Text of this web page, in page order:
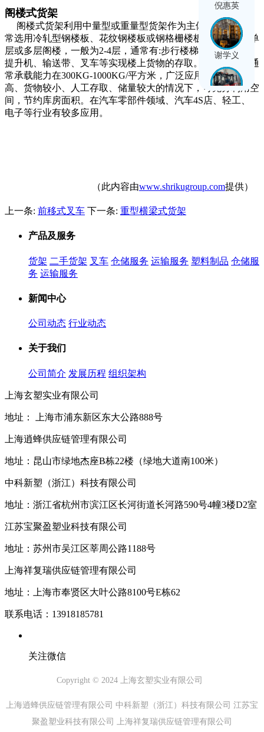
阁楼式货架
阁楼式货架利用中量型或重量型货架作为主体，楼面板通
常选用冷轧型钢楼板、花纹钢楼板或钢格栅楼板。可设计成单
层或多层阁楼，一般为2-4层，通常有:步行楼梯、升降平台、
提升机、输送带、叉车等实现楼上货物的存取。阁楼式货架通
常承载能力在300KG-1000KG/平方米，广泛应用于库房较
高、货物较小、人工存取、储量较大的情况下，可充分利用空
间，节约库房面积。在汽车零部件领域、汽车4S店、轻工、
电子等行业有较多应用。
（此内容由www.shrikugroup.com提供）
上一条: 前移式叉车 下一条: 重型横梁式货架
产品及服务
货架 二手货架 叉车 仓储服务 运输服务 塑料制品 仓储服
务 运输服务
新闻中心
公司动态 行业动态
关于我们
公司简介 发展历程 组织架构
上海玄塑实业有限公司
地址： 上海市浦东新区东大公路888号
上海逍蜂供应链管理有限公司
地址：昆山市绿地杰座B栋22楼（绿地大道南100米）
中科新塑（浙江）科技有限公司
地址：浙江省杭州市滨江区长河街道长河路590号4幢3楼D2室
江苏宝聚盈塑业科技有限公司
地址：苏州市吴江区莘周公路1188号
上海祥复瑞供应链管理有限公司
地址：上海市奉贤区大叶公路8100号E栋62
联系电话：13918185781
关注微信
Copyright © 2024 上海玄塑实业有限公司
上海逍蜂供应链管理有限公司 中科新塑（浙江）科技有限公司 江苏宝
聚盈塑业科技有限公司 上海祥复瑞供应链管理有限公司
倪惠英
谢学义
臧阳阳